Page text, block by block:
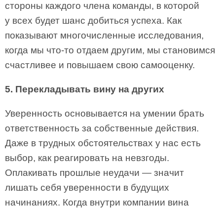
стороны каждого члена команды, в которой
у всех будет шанс добиться успеха. Как
показывают многочисленные исследования,
когда мы что-то отдаем другим, мы становимся
счастливее и повышаем свою самооценку.
5. Перекладывать вину на других
Уверенность основывается на умении брать
ответственность за собственные действия.
Даже в трудных обстоятельствах у нас есть
выбор, как реагировать на невзгоды.
Оплакивать прошлые неудачи — значит
лишать себя уверенности в будущих
начинаниях. Когда внутри компании вина